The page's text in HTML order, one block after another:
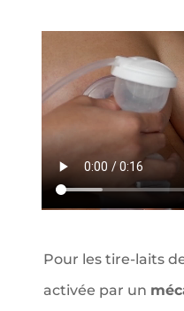
Pour les tire-laits
activée par un